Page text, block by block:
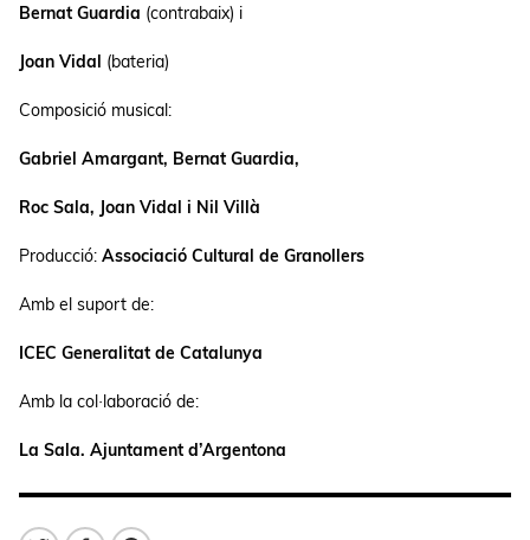
Bernat Guardia (contrabaix) i
Joan Vidal (bateria)
Composició musical:
Gabriel Amargant, Bernat Guardia,
Roc Sala, Joan Vidal i Nil Villà
Producció: Associació Cultural de Granollers
Amb el suport de:
ICEC Generalitat de Catalunya
Amb la col·laboració de:
La Sala. Ajuntament d’Argentona